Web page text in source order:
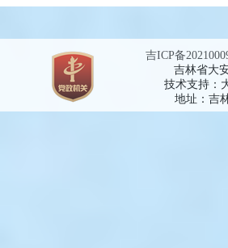
吉ICP备
吉林省大
技术支持：
地址：吉